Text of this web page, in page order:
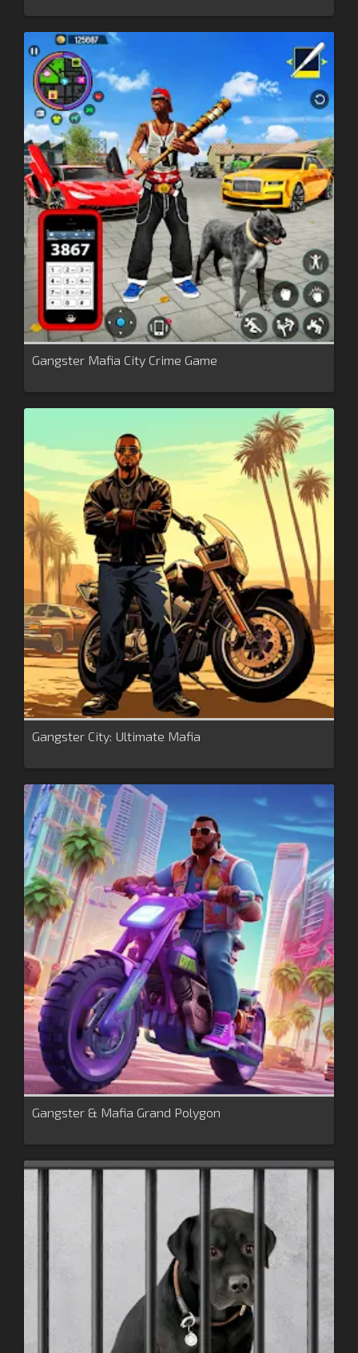
Gangster Mafia City Crime Game
Gangster City: Ultimate Mafia
Gangster & Mafia Grand Polygon